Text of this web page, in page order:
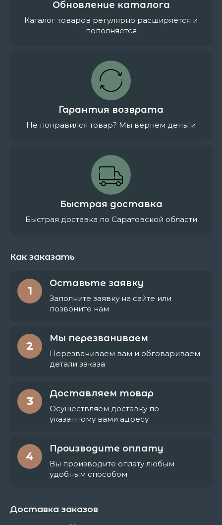
Обновление каталога
Каталог товаров регулярно расширяется и
пополняется
Гарантия возврата
Не понравился товар? Мы вернем деньги
Быстрая доставка
Быстрая доставка по Саратовской области
Как заказать
1
Оставьте заявку
Заполните заявку на сайте или
позвоните нам
2
Мы перезваниваем
Перезваниваем вам и обговариваем
детали заказа
3
Доставляем товар
Осуществляем доставку по
указанному вами адресу
4
Производите оплату
Вы производите оплату любым
удобным способом
Доставка заказов